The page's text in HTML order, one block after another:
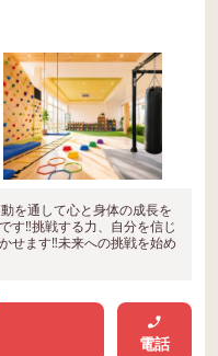
を通して心と身体の成長を
す‼挑戦する力、自分を信じ
せます‼未来への挑戦を始め
電話